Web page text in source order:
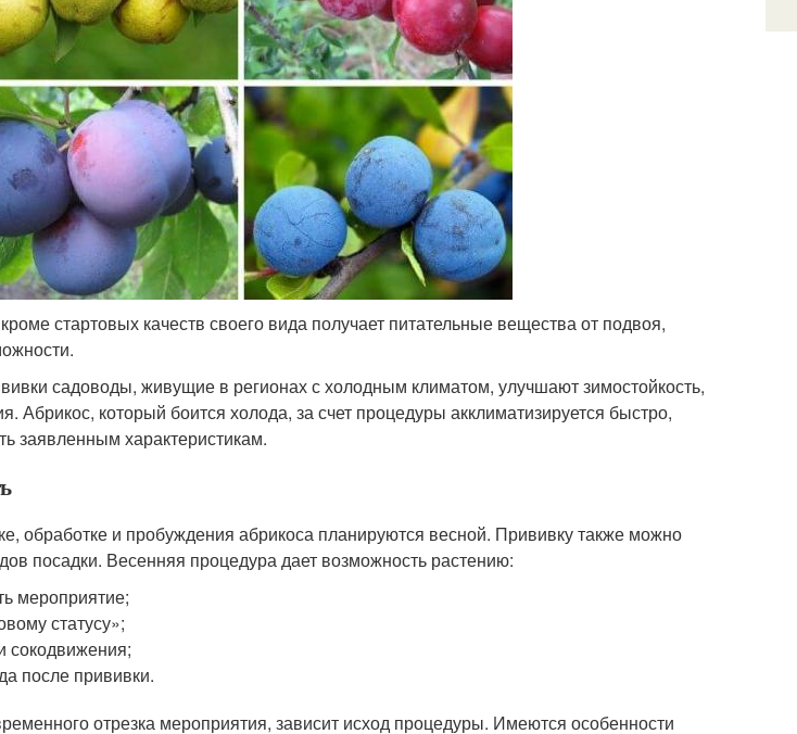
стартовых качеств своего вида получает питательные вещества от подвоя,
садоводы, живущие в регионах с холодным климатом, улучшают зимостойкость,
Абрикос, который боится холода, за счет процедуры акклиматизируется быстро,
заявленным характеристикам.
обработке и пробуждения абрикоса планируются весной. Прививку также можно
посадки. Весенняя процедура дает возможность растению:
мероприятие;
статусу»;
сокодвижения;
после прививки.
отрезка мероприятия, зависит исход процедуры. Имеются особенности